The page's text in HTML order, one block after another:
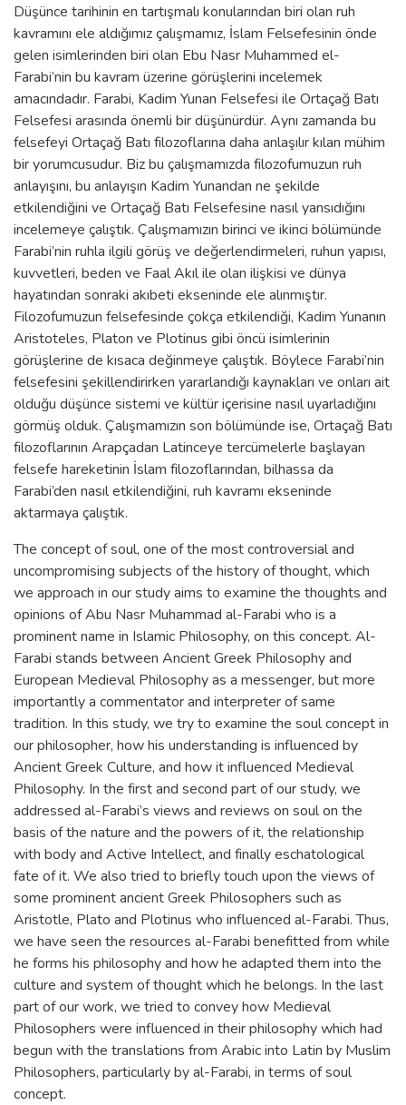
Düşünce tarihinin en tartışmalı konularından biri olan ruh
kavramını ele aldığımız çalışmamız, İslam Felsefesinin önde
gelen isimlerinden biri olan Ebu Nasr Muhammed el-
Farabi’nin bu kavram üzerine görüşlerini incelemek
amacındadır. Farabi, Kadim Yunan Felsefesi ile Ortaçağ Batı
Felsefesi arasında önemli bir düşünürdür. Aynı zamanda bu
felsefeyi Ortaçağ Batı filozoflarına daha anlaşılır kılan mühim
bir yorumcusudur. Biz bu çalışmamızda filozofumuzun ruh
anlayışını, bu anlayışın Kadim Yunandan ne şekilde
etkilendiğini ve Ortaçağ Batı Felsefesine nasıl yansıdığını
incelemeye çalıştık. Çalışmamızın birinci ve ikinci bölümünde
Farabi’nin ruhla ilgili görüş ve değerlendirmeleri, ruhun yapısı,
kuvvetleri, beden ve Faal Akıl ile olan ilişkisi ve dünya
hayatından sonraki akıbeti ekseninde ele alınmıştır.
Filozofumuzun felsefesinde çokça etkilendiği, Kadim Yunanın
Aristoteles, Platon ve Plotinus gibi öncü isimlerinin
görüşlerine de kısaca değinmeye çalıştık. Böylece Farabi’nin
felsefesini şekillendirirken yararlandığı kaynakları ve onları ait
olduğu düşünce sistemi ve kültür içerisine nasıl uyarladığını
görmüş olduk. Çalışmamızın son bölümünde ise, Ortaçağ Batı
filozoflarının Arapçadan Latinceye tercümelerle başlayan
felsefe hareketinin İslam filozoflarından, bilhassa da
Farabi’den nasıl etkilendiğini, ruh kavramı ekseninde
aktarmaya çalıştık.
The concept of soul, one of the most controversial and
uncompromising subjects of the history of thought, which
we approach in our study aims to examine the thoughts and
opinions of Abu Nasr Muhammad al-Farabi who is a
prominent name in Islamic Philosophy, on this concept. Al-
Farabi stands between Ancient Greek Philosophy and
European Medieval Philosophy as a messenger, but more
importantly a commentator and interpreter of same
tradition. In this study, we try to examine the soul concept in
our philosopher, how his understanding is influenced by
Ancient Greek Culture, and how it influenced Medieval
Philosophy. In the first and second part of our study, we
addressed al-Farabi’s views and reviews on soul on the
basis of the nature and the powers of it, the relationship
with body and Active Intellect, and finally eschatological
fate of it. We also tried to briefly touch upon the views of
some prominent ancient Greek Philosophers such as
Aristotle, Plato and Plotinus who influenced al-Farabi. Thus,
we have seen the resources al-Farabi benefitted from while
he forms his philosophy and how he adapted them into the
culture and system of thought which he belongs. In the last
part of our work, we tried to convey how Medieval
Philosophers were influenced in their philosophy which had
begun with the translations from Arabic into Latin by Muslim
Philosophers, particularly by al-Farabi, in terms of soul
concept.